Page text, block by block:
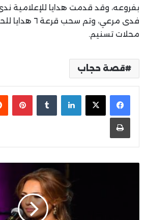
بفروعه، وقد قدمت هدايا للإعلامية
فدى مرعي، وتم
محلات تسنيم.
قصة حجاب
لينكدإن
طباعة